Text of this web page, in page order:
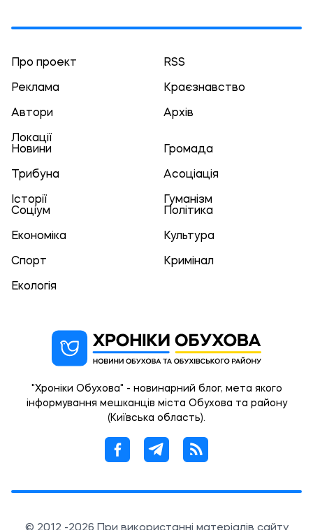
Про проект RSS
Реклама Краєзнавство
Автори Архів
Локації
Новини
Громада
Трибуна Асоціація
Історії
Гуманізм
Соціум
Політика
Економіка Культура
Спорт Кримінал
Екологія
"Хроніки Обухова" - новинарний блог, мета якого
інформування мешканців міста Обухова та району
(Київська область).